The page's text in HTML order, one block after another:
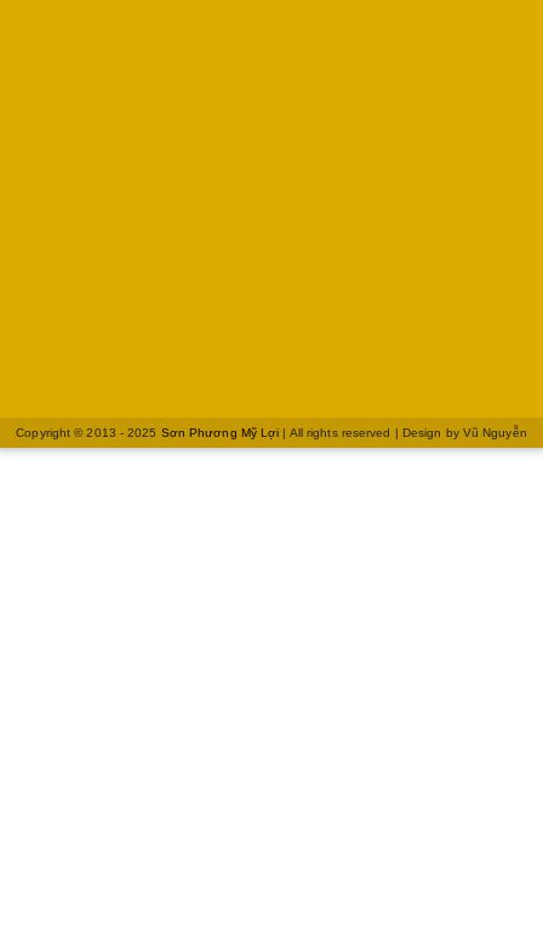
Copyright © 2013 - 2025 Sơn Phương Mỹ Lợi | All rights reserved | Design by Vũ Nguyễn